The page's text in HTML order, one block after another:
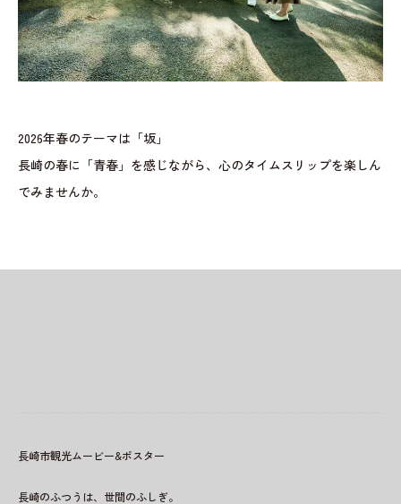
2026年春のテーマは「坂」
長崎の春に「青春」を感じながら、心のタイムスリップを楽しん
でみませんか。
長崎市観光ムービー&ポスター
長崎のふつうは、世間のふしぎ。